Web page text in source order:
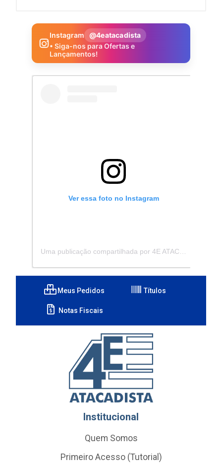
Instagram
@4eatacadista
• Siga-nos para Ofertas e
Lançamentos!
Ver essa foto no Instagram
Meus Pedidos Títulos
Notas Fiscais
Institucional
Quem Somos
Primeiro Acesso (Tutorial)